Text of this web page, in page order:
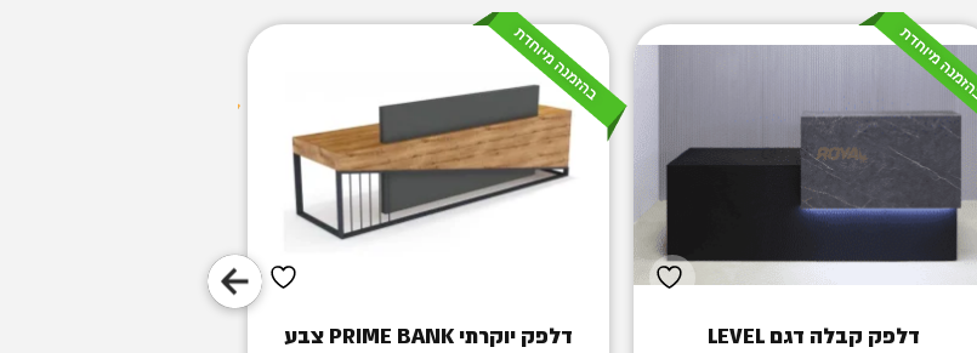
דלפק קבלה דגם LEVEL
דלפק יוקרתי PRIME BANK צבע